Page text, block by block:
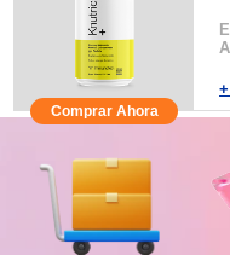
Comprar Ahora